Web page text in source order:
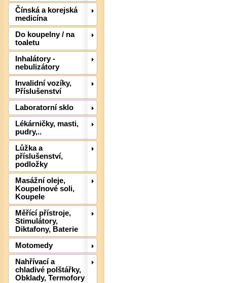
Čínská a korejská
medicína
Do koupelny / na
toaletu
Inhalátory -
nebulizátory
Invalidní vozíky,
Příslušenství
Laboratorní sklo
Lékárničky, masti,
pudry,..
Lůžka a
příslušenství,
podložky
Masážní oleje,
Koupelnové soli,
Koupele
Měřící přístroje,
Stimulátory,
Diktafony, Baterie
Motomedy
Nahřívací a
chladivé polštářky,
Obklady, Termofory